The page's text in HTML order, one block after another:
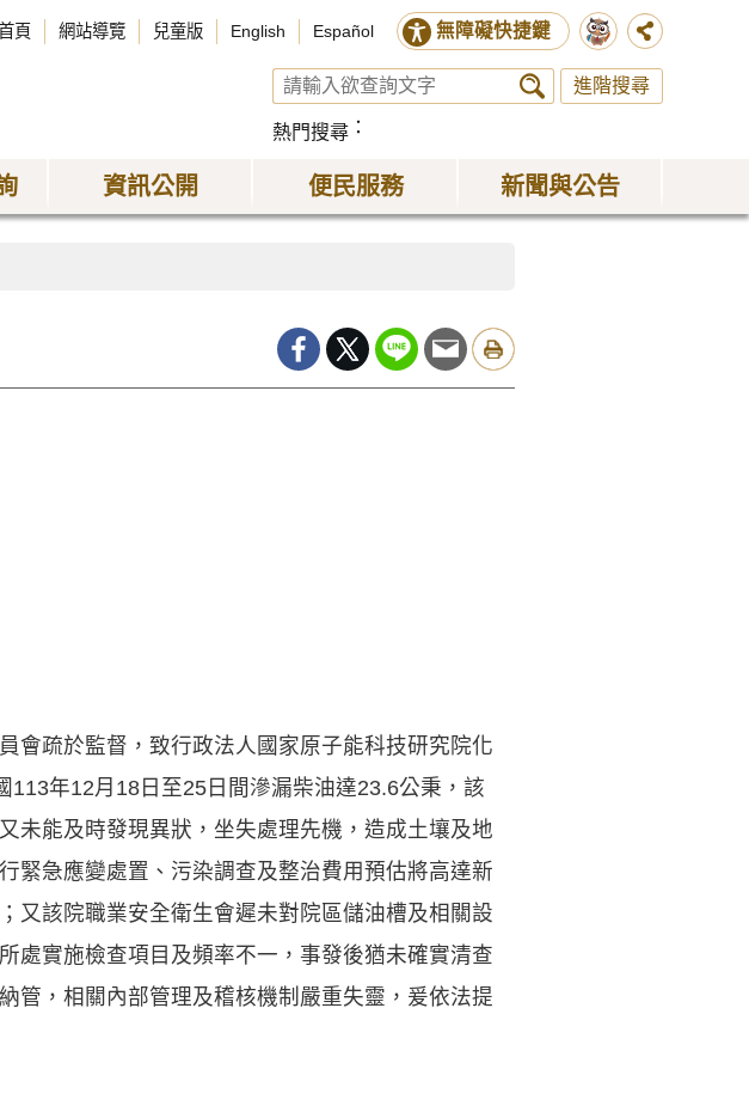
頁 網站導覽 兒童版 English Español 無障礙快捷鍵
進階搜尋
熱門搜尋
資訊公開 便民服務 新聞與公告
會疏於監督，致行政法人國家原子能科技研究院化
年12月18日至25日間滲漏柴油達23.6公秉，該
未能及時發現異狀，坐失處理先機，造成土壤及地
緊急應變處置、污染調查及整治費用預估將高達新
又該院職業安全衛生會遲未對院區儲油槽及相關設
處實施檢查項目及頻率不一，事發後猶未確實清查
管，相關內部管理及稽核機制嚴重失靈，爰依法提